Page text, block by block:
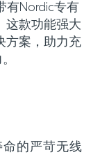
有Nordic专有
这款功能强大
方案，助力充
的严苛无线